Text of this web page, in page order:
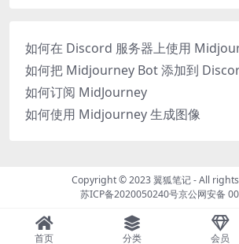
如何在 Discord 服务器上使用
如何把 Midjourney Bot 添加到
如何订阅 MidJourney
如何使用 Midjourney 生成图像
Copyright © 2023翼狐笔记- All
苏ICP备2020050240号京公网安备
首页 分类 会员